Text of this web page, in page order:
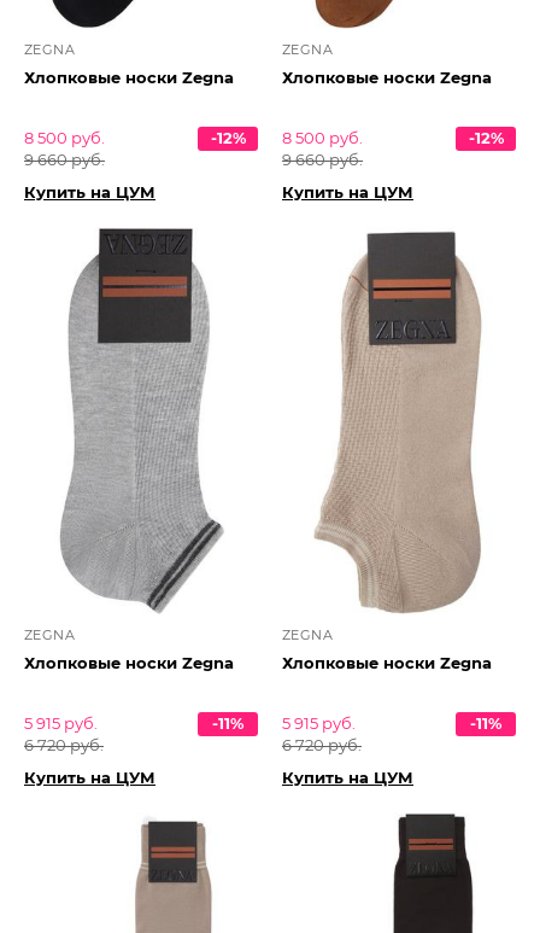
ZEGNA
Хлопковые носки Zegna
8 500 руб.
9 660 руб.
-12%
Купить на ЦУМ
ZEGNA
Хлопковые носки Zegna
8 500 руб.
9 660 руб.
-12%
Купить на ЦУМ
ZEGNA
Хлопковые носки Zegna
5 915 руб.
6 720 руб.
-11%
Купить на ЦУМ
ZEGNA
Хлопковые носки Zegna
5 915 руб.
6 720 руб.
-11%
Купить на ЦУМ